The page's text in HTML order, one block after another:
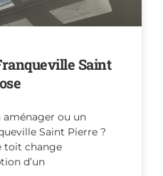
Saint
aménager ou un
Saint Pierre ?
toit change
d’un